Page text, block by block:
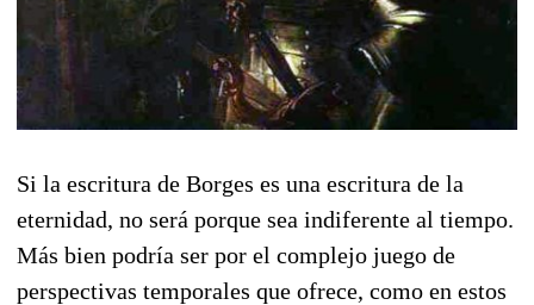
Si la escritura de Borges es una escritura de la
eternidad, no será porque sea indiferente al tiempo.
Más bien podría ser por el complejo juego de
perspectivas temporales que ofrece, como en estos